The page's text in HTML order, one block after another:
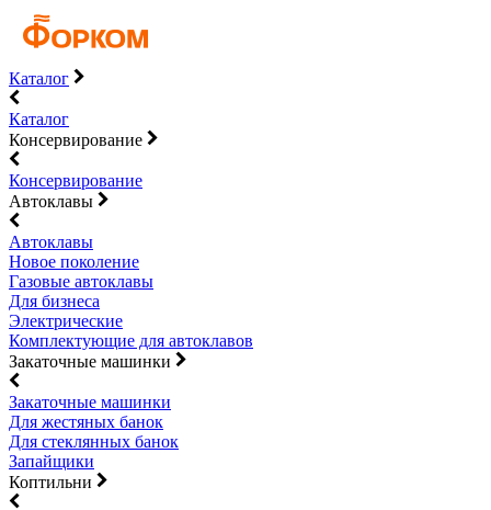
Каталог
Каталог
Консервирование
Консервирование
Автоклавы
Автоклавы
Новое поколение
Газовые автоклавы
Для бизнеса
Электрические
Комплектующие для автоклавов
Закаточные машинки
Закаточные машинки
Для жестяных банок
Для стеклянных банок
Запайщики
Коптильни